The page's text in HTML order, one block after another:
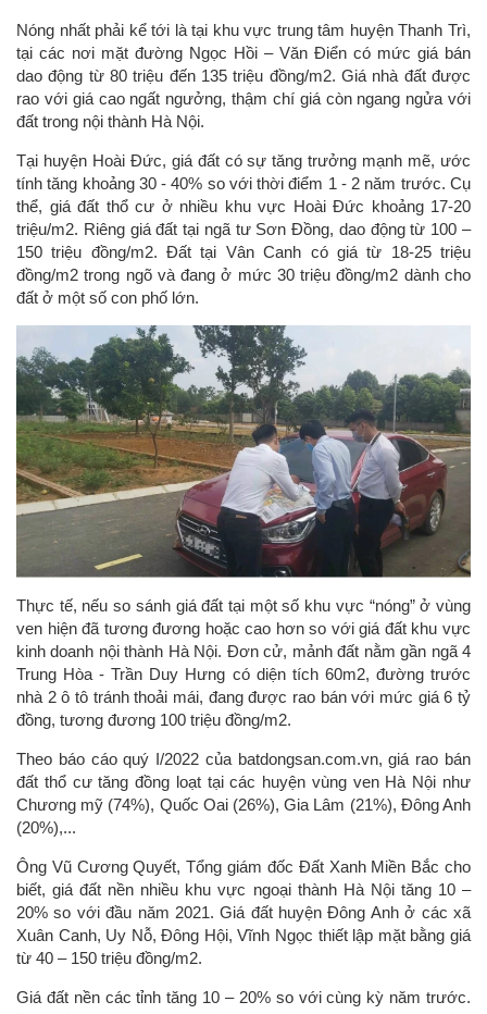
Nóng nhất phải kể tới là tại khu vực trung tâm huyện Thanh Trì,
tại các nơi mặt đường Ngọc Hồi – Văn Điển có mức giá bán
dao động từ 80 triệu đến 135 triệu đồng/m2. Giá nhà đất được
rao với giá cao ngất ngưởng, thậm chí giá còn ngang ngửa với
đất trong nội thành Hà Nội.
Tại huyện Hoài Đức, giá đất có sự tăng trưởng mạnh mẽ, ước
tính tăng khoảng 30 - 40% so với thời điểm 1 - 2 năm trước. Cụ
thể, giá đất thổ cư ở nhiều khu vực Hoài Đức khoảng 17-20
triệu/m2. Riêng giá đất tại ngã tư Sơn Đồng, dao động từ 100 –
150 triệu đồng/m2. Đất tại Vân Canh có giá từ 18-25 triệu
đồng/m2 trong ngõ và đang ở mức 30 triệu đồng/m2 dành cho
đất ở một số con phố lớn.
Thực tế, nếu so sánh giá đất tại một số khu vực “nóng” ở vùng
ven hiện đã tương đương hoặc cao hơn so với giá đất khu vực
kinh doanh nội thành Hà Nội. Đơn cử, mảnh đất nằm gần ngã 4
Trung Hòa - Trần Duy Hưng có diện tích 60m2, đường trước
nhà 2 ô tô tránh thoải mái, đang được rao bán với mức giá 6 tỷ
đồng, tương đương 100 triệu đồng/m2.
Theo báo cáo quý I/2022 của batdongsan.com.vn, giá rao bán
đất thổ cư tăng đồng loạt tại các huyện vùng ven Hà Nội như
Chương mỹ (74%), Quốc Oai (26%), Gia Lâm (21%), Đông Anh
(20%),...
Ông Vũ Cương Quyết, Tổng giám đốc Đất Xanh Miền Bắc cho
biết, giá đất nền nhiều khu vực ngoại thành Hà Nội tăng 10 –
20% so với đầu năm 2021. Giá đất huyện Đông Anh ở các xã
Xuân Canh, Uy Nỗ, Đông Hội, Vĩnh Ngọc thiết lập mặt bằng giá
từ 40 – 150 triệu đồng/m2.
Giá đất nền các tỉnh tăng 10 – 20% so với cùng kỳ năm trước.